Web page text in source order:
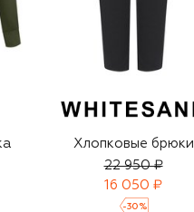
Хлопковые брюки
22 950 ₽
16 050 ₽
-30 %